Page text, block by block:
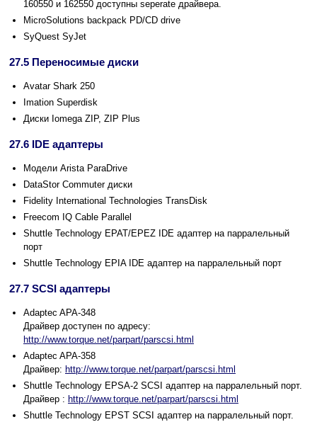
160550 и 162550 доступны seperate драйвера.
MicroSolutions backpack PD/CD drive
SyQuest SyJet
27.5 Переносимые диски
Avatar Shark 250
Imation Superdisk
Диски Iomega ZIP, ZIP Plus
27.6 IDE адаптеры
Модели Arista ParaDrive
DataStor Commuter диски
Fidelity International Technologies TransDisk
Freecom IQ Cable Parallel
Shuttle Technology EPAT/EPEZ IDE адаптер на парралельный
порт
Shuttle Technology EPIA IDE адаптер на парралельный порт
27.7 SCSI адаптеры
Adaptec APA-348
Драйвер доступен по адресу:
http://www.torque.net/parpart/parscsi.html
Adaptec APA-358
Драйвер: http://www.torque.net/parpart/parscsi.html
Shuttle Technology EPSA-2 SCSI адаптер на парралельный порт.
Драйвер : http://www.torque.net/parpart/parscsi.html
Shuttle Technology EPST SCSI адаптер на парралельный порт.